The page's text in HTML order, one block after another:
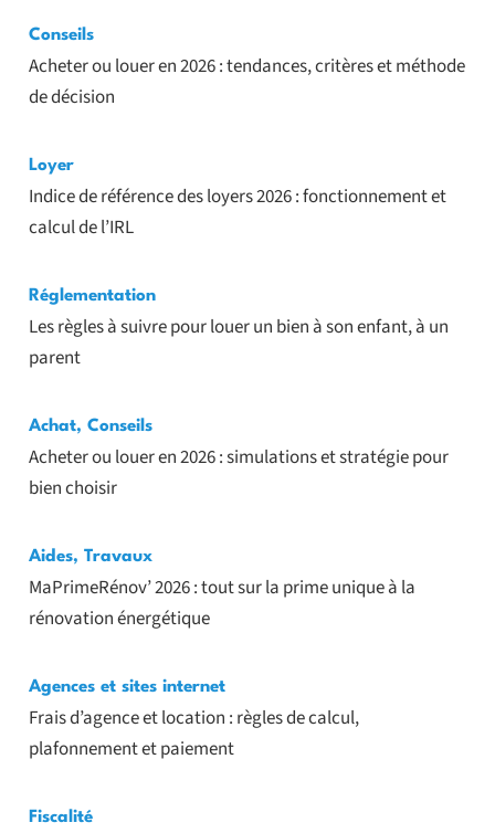
Conseils
Acheter ou louer en 2026 : tendances, critères et méthode
de décision
Loyer
Indice de référence des loyers 2026 : fonctionnement et
calcul de l’IRL
Réglementation
Les règles à suivre pour louer un bien à son enfant, à un
parent
Achat, Conseils
Acheter ou louer en 2026 : simulations et stratégie pour
bien choisir
Aides, Travaux
MaPrimeRénov’ 2026 : tout sur la prime unique à la
rénovation énergétique
Agences et sites internet
Frais d’agence et location : règles de calcul,
plafonnement et paiement
Fiscalité